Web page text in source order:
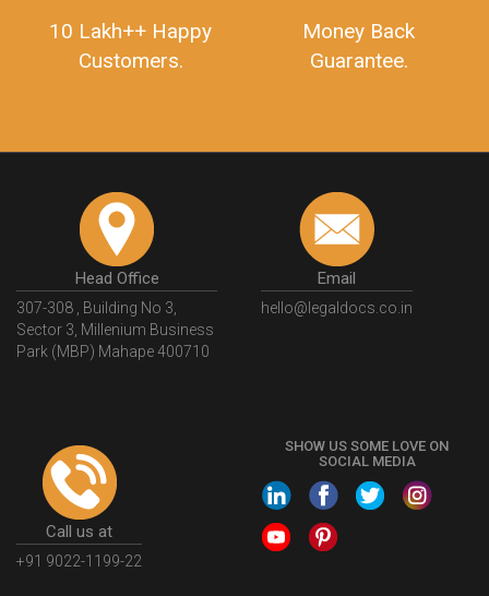
10 Lakh++ Happy
Customers.
Money Back
Guarantee.
Head Office
307-308 , Building No 3,
Sector 3, Millenium Business
Park (MBP) Mahape 400710
Email
hello@legaldocs.co.in
Call us at
+91 9022-1199-22
SHOW US SOME LOVE ON
SOCIAL MEDIA